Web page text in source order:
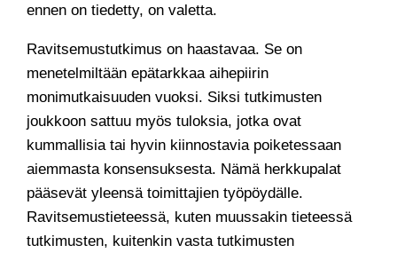
ennen on tiedetty, on valetta.
Ravitsemustutkimus on haastavaa. Se on
menetelmiltään epätarkkaa aihepiirin
monimutkaisuuden vuoksi. Siksi tutkimusten
joukkoon sattuu myös tuloksia, jotka ovat
kummallisia tai hyvin kiinnostavia poiketessaan
aiemmasta konsensuksesta. Nämä herkkupalat
pääsevät yleensä toimittajien työpöydälle.
Ravitsemustieteessä, kuten muussakin tieteessä
tutkimusten, kuitenkin vasta tutkimusten